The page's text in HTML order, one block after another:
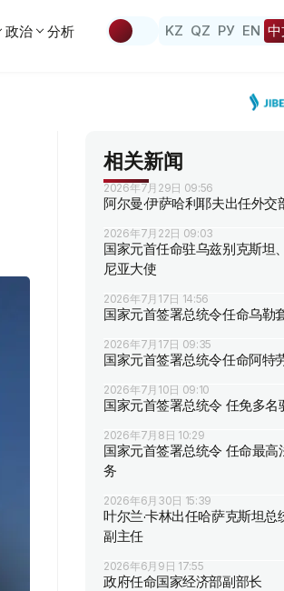
政治 分析 KZ QZ РУ EN 中
相关新闻
2026年7月29日 09:56
阿尔曼·伊萨哈利耶夫出任外交
2026年7月22日 09:03
国家元首任命驻乌兹别克斯坦
尼亚大使
2026年7月17日 14:56
国家元首签署总统令任命乌勒
2026年7月17日 09:35
国家元首签署总统令任命阿特
2026年7月10日 09:10
国家元首签署总统令 任免多名
2026年7月8日 10:29
国家元首签署总统令 任命最高
务
2026年6月30日 15:39
叶尔兰·卡林出任哈萨克斯坦总
副主任
2026年6月9日 17:55
政府任命国家经济部副部长